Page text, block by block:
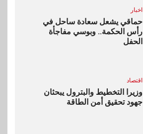
اخبار
حماقي يشعل سعادة ساحل في
رأس الحكمة.. وبوسي مفاجأة
الحفل
اقتصاد
وزيرا التخطيط والبترول يبحثان
جهود تحقيق أمن الطاقة